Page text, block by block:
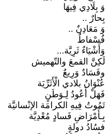
وَ بِلَادِي فِيهَا
بِحارٌ ..
وَ مَعَادِنٌ ..
فُسْفاطٌ
وَأَشْيَاءٌ ثَرِيَّة...
لَكِنَّ القمعَ والتّهميش
وفَسَادٌ وَرِيعٌ
عُنْوَانُ بلادي الْأَثَرِّيَة
فَهَلْ أَعُودُ لِـوَطَنٍ
تَمُوتُ فِيهِ الكرامَة الإنْسانيَّة
بِـأَمْرَاضِ فَسادٍ مُعْدِيَّة
فسُادُ دولةٍ